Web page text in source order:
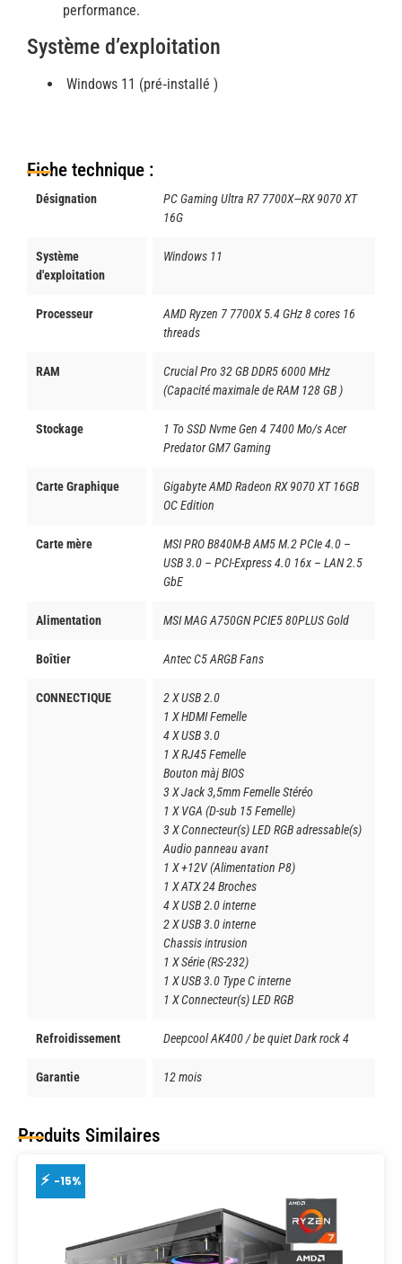
performance.
Système d’exploitation
Windows 11 (pré‑installé )
Fiche technique :
Désignation
PC Gaming Ultra R7 7700X—RX 9070 XT
16G
Système
d'exploitation
Windows 11
Processeur
AMD Ryzen 7 7700X 5.4 GHz 8 cores 16
threads
RAM
Crucial Pro 32 GB DDR5 6000 MHz
(Capacité maximale de RAM 128 GB )
Stockage
1 To SSD Nvme Gen 4 7400 Mo/s Acer
Predator GM7 Gaming
Carte Graphique
Gigabyte AMD Radeon RX 9070 XT 16GB
OC Edition
Carte mère
MSI PRO B840M-B AM5 M.2 PCIe 4.0 –
USB 3.0 – PCI-Express 4.0 16x – LAN 2.5
GbE
Alimentation MSI MAG A750GN PCIE5 80PLUS Gold
Boîtier Antec C5 ARGB Fans
CONNECTIQUE
2 X USB 2.0
1 X HDMI Femelle
4 X USB 3.0
1 X RJ45 Femelle
Bouton màj BIOS
3 X Jack 3,5mm Femelle Stéréo
1 X VGA (D-sub 15 Femelle)
3 X Connecteur(s) LED RGB adressable(s)
Audio panneau avant
1 X +12V (Alimentation P8)
1 X ATX 24 Broches
4 X USB 2.0 interne
2 X USB 3.0 interne
Chassis intrusion
1 X Série (RS-232)
1 X USB 3.0 Type C interne
1 X Connecteur(s) LED RGB
Refroidissement Deepcool AK400 / be quiet Dark rock 4
Garantie 12 mois
Produits Similaires
-15%